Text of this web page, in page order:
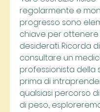
regolarmente e
progresso sono
chiave per ottenere
desiderati. Ricorda di
consultare un
professionista della
prima di
qualsiasi percorso
di peso.,